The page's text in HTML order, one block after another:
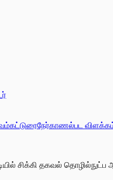
கட்டுரைநேர்காணல்பட